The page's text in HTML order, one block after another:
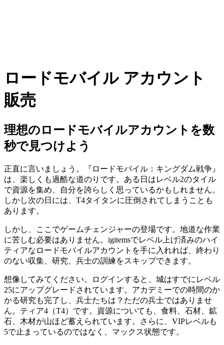
ロードモバイル アカウント
販売
理想のロードモバイルアカウントを数
秒で見つけよう
正直に言いましょう。『ロードモバイル：キングダム戦争』
は、楽しくも過酷な道のりです。ある日はレベル2のタイル
で資源を集め、自分を誇らしく思っているかもしれません。
しかし次の日には、T4タイタンに圧倒されてしまうことも
あります。
しかし、ここでゲームチェンジャーの登場です。地道な作業
に苦しむ必要はありません。igitemsでレベル上げ済みのハイ
ティアなロードモバイルアカウントを手に入れれば、終わり
のない収集、研究、兵士の訓練をスキップできます。
想像してみてください。ログインすると、城はすでにレベル
25にアップグレードされています。アカデミーでの時間のか
かる研究も完了し、兵士たちは？ただの兵士ではありませ
ん。ティア4（T4）です。資源についても、食料、石材、鉱
石、木材が山ほど蓄えられています。さらに、VIPレベルも
5で止まっているのではなく、マックス状態です。